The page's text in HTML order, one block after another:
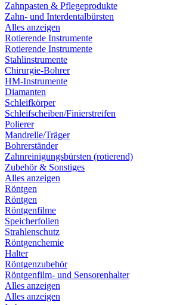
Zahnpasten & Pflegeprodukte
Zahn- und Interdentalbürsten
Alles anzeigen
Rotierende Instrumente
Rotierende Instrumente
Stahlinstrumente
Chirurgie-Bohrer
HM-Instrumente
Diamanten
Schleifkörper
Schleifscheiben/Finierstreifen
Polierer
Mandrelle/Träger
Bohrerständer
Zahnreinigungsbürsten (rotierend)
Zubehör & Sonstiges
Alles anzeigen
Röntgen
Röntgen
Röntgenfilme
Speicherfolien
Strahlenschutz
Röntgenchemie
Halter
Röntgenzubehör
Röntgenfilm- und Sensorenhalter
Alles anzeigen
Alles anzeigen